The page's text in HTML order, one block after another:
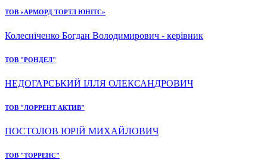
ТОВ «АРМОРД ТОРТЛ ЮНІТС»
Колесніченко Богдан Володимирович - керівник
ТОВ "РОНДЕЛ"
НЕДОГАРСЬКИЙ ІЛЛЯ ОЛЕКСАНДРОВИЧ
ТОВ "ЛОРРЕНТ АКТИВ"
ПОСТОЛОВ ЮРІЙ МИХАЙЛОВИЧ
ТОВ "ТОРРЕНС"